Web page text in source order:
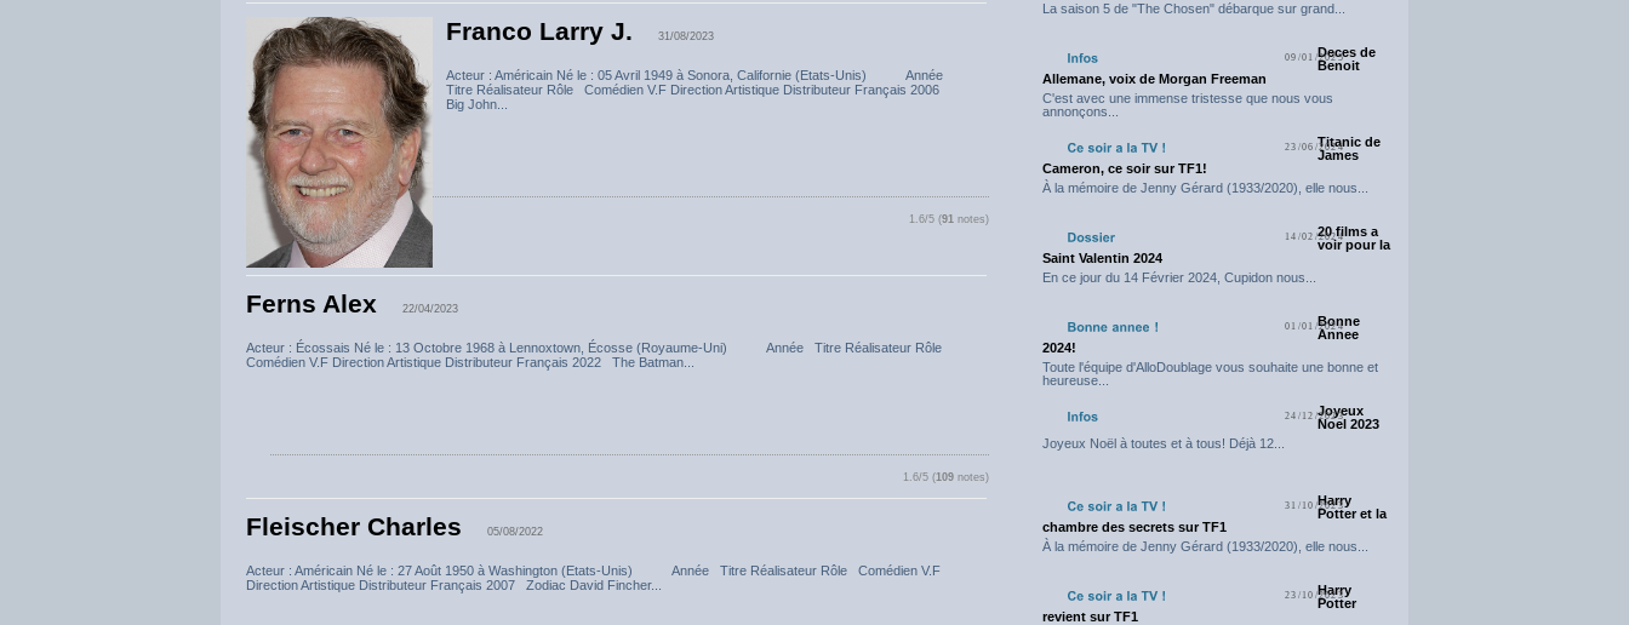
Franco Larry J. 31/08/2023
Acteur : Américain Né le : 05 Avril 1949 à Sonora, Californie (Etats-Unis) Année
Titre Réalisateur Rôle Comédien V.F Direction Artistique Distributeur Français 2006
Big John...
1.6/5 (91notes)
Ferns Alex 22/04/2023
Acteur : Écossais Né le : 13 Octobre 1968 à Lennoxtown, Écosse (Royaume-Uni) Année Titre Réalisateur Rôle
Comédien V.F Direction Artistique Distributeur Français 2022 The Batman...
1.6/5 (109notes)
Fleischer Charles 05/08/2022
Acteur : Américain Né le : 27 Août 1950 à Washington (Etats-Unis) Année Titre Réalisateur Rôle Comédien V.F
Direction Artistique Distributeur Français 2007 Zodiac David Fincher...
La saison 5 de "The Chosen" débarque sur grand...
09/01/2025Deces de
Benoit
Allemane, voix de Morgan Freeman
C'est avec une immense tristesse que nous vous
annonçons...
23/06/2024Titanic de
James
Cameron, ce soir sur TF1!
À la mémoire de Jenny Gérard (1933/2020), elle nous...
14/02/202420 films a
voir pour la
Saint Valentin 2024
En ce jour du 14 Février 2024, Cupidon nous...
01/01/2024
Bonne
Annee
2024!
Toute l'équipe d'AlloDoublage vous souhaite une bonne et
heureuse...
24/12/2023
Joyeux
Noel 2023
Joyeux Noël à toutes et à tous! Déjà 12...
31/10/2023
Harry
Potter et la
chambre des secrets sur TF1
À la mémoire de Jenny Gérard (1933/2020), elle nous...
23/10/2023
Harry
Potter
revient sur TF1